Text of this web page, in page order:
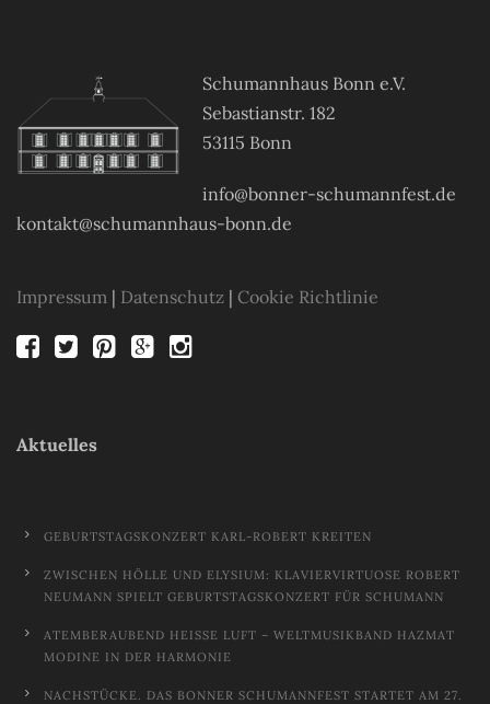
Schumannhaus Bonn e.V.
Sebastianstr. 182
53115 Bonn
info@bonner-schumannfest.de
kontakt@schumannhaus-bonn.de
Impressum | Datenschutz | Cookie Richtlinie
Aktuelles
GEBURTSTAGSKONZERT KARL-ROBERT KREITEN
ZWISCHEN HÖLLE UND ELYSIUM: KLAVIERVIRTUOSE ROBERT
NEUMANN SPIELT GEBURTSTAGSKONZERT FÜR SCHUMANN
ATEMBERAUBEND HEISSE LUFT – WELTMUSIKBAND HAZMAT M
ODINE IN DER HARMONIE
NACHSTÜCKE. DAS BONNER SCHUMANNFEST STARTET AM 27.